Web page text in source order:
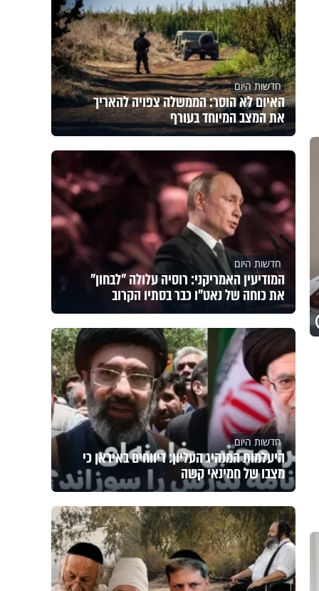
חדשות היום
האיום לא הוסר: הממשלה צפויה להאריך
את המצב המיוחד בעורף
חדשות היום
המודיעין האמריקני: רוסיה עלולה "לבחון"
את כוחה של נאט"ו כבר בסתיו הקרוב
חדשות היום
היעלמות המנהיג העליון: דיווחים באיראן כי
מצבו של חמינאי קשה